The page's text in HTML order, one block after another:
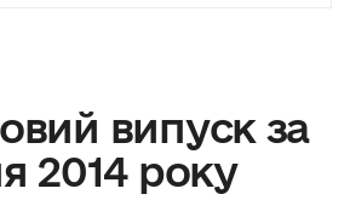
випуск за
2014 року